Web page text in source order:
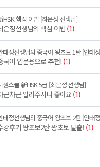
HSK 핵심 어법 [최은정 선생님]
은정선생님의 핵심 어법 (1)
태정선생님의 중국어 왕초보 1탄 [안태
국어 입문용으로 추천! (1)
원스쿨 新HSK 5급 [최은정 선생님]
근차근 알려주시니 좋아요 (1)
태정선생님의 중국어 왕초보 2탄 [안태
강후기 왕초보2탄 왕초보 탈출! (1)